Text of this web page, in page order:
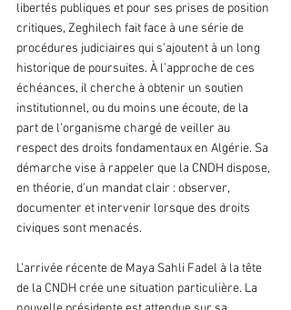
libertés publiques et pour ses prises de position
critiques, Zeghilech fait face à une série de
procédures judiciaires qui s’ajoutent à un long
historique de poursuites. À l’approche de ces
échéances, il cherche à obtenir un soutien
institutionnel, ou du moins une écoute, de la
part de l’organisme chargé de veiller au
respect des droits fondamentaux en Algérie. Sa
démarche vise à rappeler que la CNDH dispose,
en théorie, d’un mandat clair : observer,
documenter et intervenir lorsque des droits
civiques sont menacés.
L’arrivée récente de Maya Sahli Fadel à la tête
de la CNDH crée une situation particulière. La